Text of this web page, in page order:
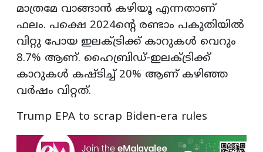
മാത്രമേ വാങ്ങാൻ കഴിയൂ എന്നതാണ്
ഫലം. പക്ഷെ 2024ന്റെ രണ്ടാം പകുതിയിൽ
വിറ്റു പോയ ഇലക്ട്രിക്ക് കാറുകൾ വെറും
8.7% ആണ്. ഹൈബ്രിഡ്-ഇലക്ട്രിക്ക്
കാറുകൾ കഷ്ടിച്ച് 20% ആണ് കഴിഞ്ഞ
വർഷം വിറ്റത്.
Trump EPA to scrap Biden-era rules